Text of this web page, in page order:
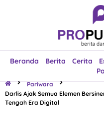
Beranda Berita Cerita
Pariwara
Darlis Ajak Semua Elemen
Tengah Era Digital